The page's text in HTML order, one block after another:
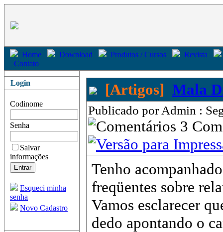
Home Download Produtos / Cursos
Revista
Contato
Login
Codinome
Senha
Salvar
informações
Esqueci minha
senha
Novo Cadastro
[Artigos] Mala
Publicado por Admin :
3
Tenho
freqüentes sobre
Vamos esclarecer
dedo apontando o